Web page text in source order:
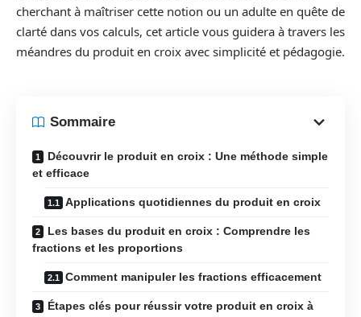
cherchant à maîtriser cette notion ou un adulte en quête de
clarté dans vos calculs, cet article vous guidera à travers les
méandres du produit en croix avec simplicité et pédagogie.
Sommaire
Découvrir le produit en croix : Une méthode simple
et efficace
Applications quotidiennes du produit en croix
Les bases du produit en croix : Comprendre les
fractions et les proportions
Comment manipuler les fractions efficacement
Étapes clés pour réussir votre produit en croix à